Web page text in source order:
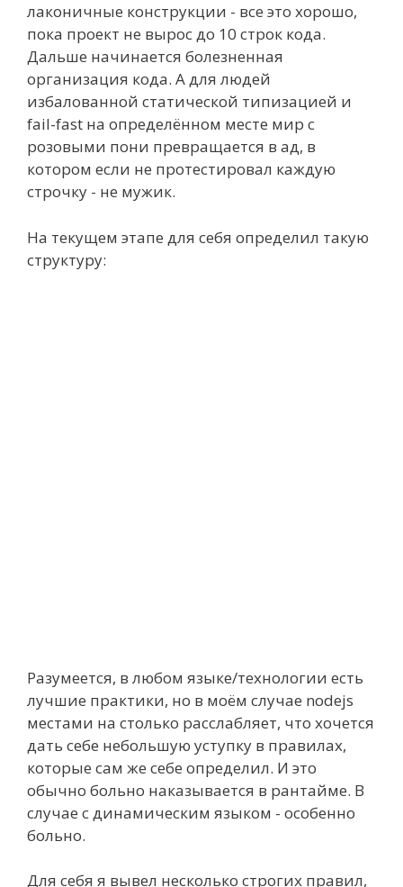
лаконичные конструкции - все это хорошо,
пока проект не вырос до 10 строк кода.
Дальше начинается болезненная
организация кода. А для людей
избалованной статической типизацией и
fail-fast на определённом месте мир с
розовыми пони превращается в ад, в
котором если не протестировал каждую
строчку - не мужик.
На текущем этапе для себя определил такую
структуру:
Разумеется, в любом языке/технологии есть
лучшие практики, но в моём случае nodejs
местами на столько расслабляет, что хочется
дать себе небольшую уступку в правилах,
которые сам же себе определил. И это
обычно больно наказывается в рантайме. В
случае с динамическим языком - особенно
больно.
Для себя я вывел несколько строгих правил,